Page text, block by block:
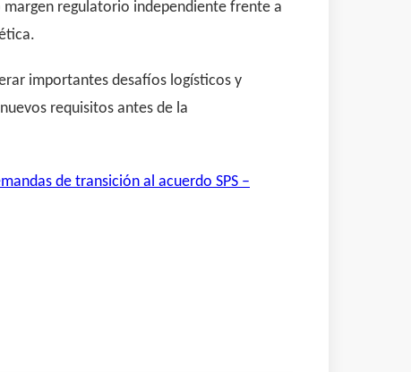
regulatorio independiente frente a
importantes desafíos logísticos y
requisitos antes de la
de transición al acuerdo SPS –